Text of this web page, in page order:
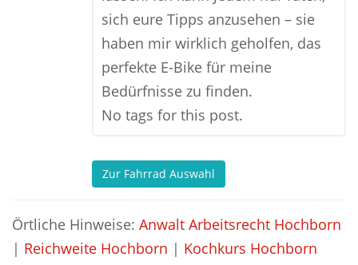
sich eure Tipps anzusehen – sie
haben mir wirklich geholfen, das
perfekte E-Bike für meine
Bedürfnisse zu finden.
No tags for this post.
Zur Fahrrad Auswahl
Örtliche Hinweise: Anwalt Arbeitsrecht Hochborn
| Reichweite Hochborn | Kochkurs Hochborn